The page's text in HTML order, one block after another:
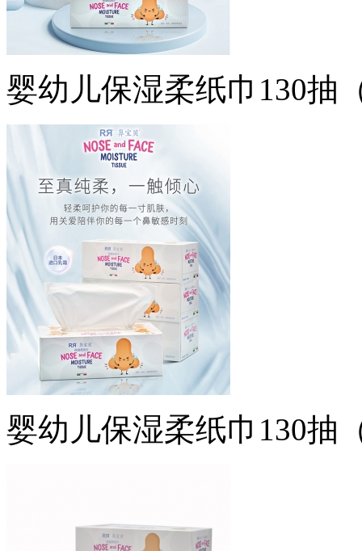
婴幼儿保湿柔纸巾130抽
婴幼儿保湿柔纸巾130抽